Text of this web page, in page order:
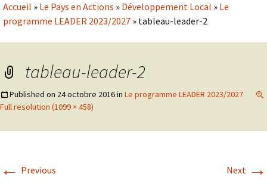
Accueil » Le Pays en Actions » Développement Local » Le
programme LEADER 2023/2027 » tableau-leader-2
tableau-leader-2
Published on 24 octobre 2016in Le programme LEADER 2023/2027
Full resolution (1099 × 458)
← Previous Next →